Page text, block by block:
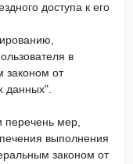
доступа к его
в
законом от
данных".
перечень мер,
выполнения
законом от